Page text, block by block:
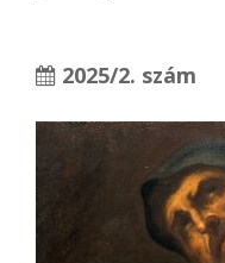
2025/2. szám